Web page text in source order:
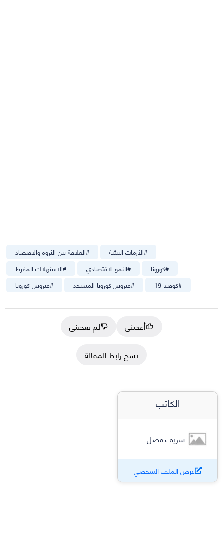
#العلاقة بين الثروة والاقتصاد #الأزمات البيئية
#الاستهلاك المفرط #النمو الاقتصادي #كورونا
#فيروس كورونا #فيروس كورونا المستجد #كوفيد-19
أعجبني
لم يعجبني
نسخ رابط المقالة
الكاتب
شريف فضل
عرض الملف الشخصي